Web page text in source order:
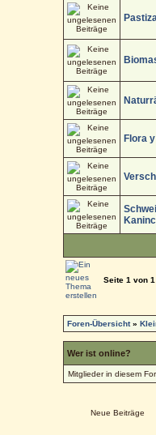
Flora
Seite1 von1
Foren-Übersicht»
Wer ist online?
Mitglieder in diesem
Neue Beiträge